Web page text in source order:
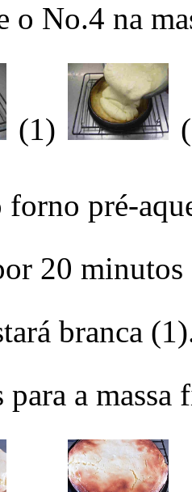
o No.4 na
(1)
forno pré-
20 minutos
branca
a